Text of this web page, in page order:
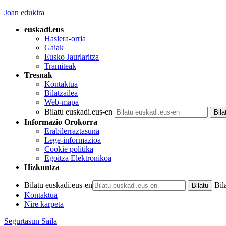
Joan edukira
euskadi.eus
Hasiera-orria
Gaiak
Eusko Jaurlaritza
Tramiteak
Tresnak
Kontaktua
Bilatzailea
Web-mapa
Bilatu euskadi.eus-en
Informazio Orokorra
Erabilerraztasuna
Lege-informazioa
Cookie politika
Egoitza Elektronikoa
Hizkuntza
Bilatu euskadi.eus-en
Kontaktua
Nire karpeta
Segurtasun Saila